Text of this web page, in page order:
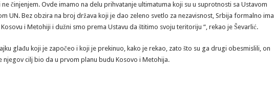
činjenjem. Ovde imamo na delu prihvatanje ultimatuma koji su u suprotnosti sa Ustavom
UN. Bez obzira na broj država koji je dao zeleno svetlo za nezavisnost, Srbija formalno ima
i Metohiji i dužni smo prema Ustavu da štitimo svoju teritoriju “, rekao je Ševarlić.
glađu koji je započeo i koji je prekinuo, kako je rekao, zato što su ga drugi obesmislili, on
njegov cilj bio da u prvom planu budu Kosovo i Metohija.